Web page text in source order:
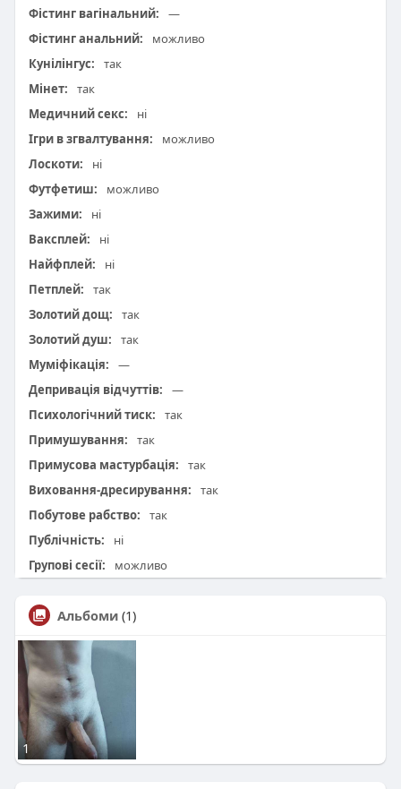
Фістинг вагінальний:
—
Фістинг анальний:
можливо
Кунілінгус:
так
Мінет:
так
Медичний секс:
ні
Ігри в згвалтування:
можливо
Лоскоти:
ні
Футфетиш:
можливо
Зажими:
ні
Ваксплей:
ні
Найфплей:
ні
Петплей:
так
Золотий дощ:
так
Золотий душ:
так
Муміфікація:
—
Депривація відчуттів:
—
Психологічний тиск:
так
Примушування:
так
Примусова мастурбація:
так
Виховання-дресирування:
так
Побутове рабство:
так
Публічність:
ні
Групові сесії:
можливо
Альбоми (1)
1